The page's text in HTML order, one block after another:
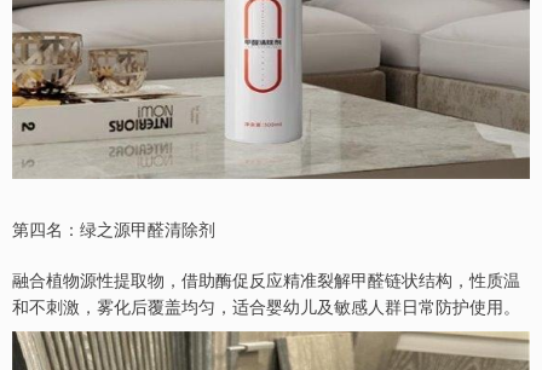
第四名：绿之源甲醛清除剂
融合植物源性提取物，借助酶促反应精准裂解甲醛链状结构，性质温
和不刺激，雾化后覆盖均匀，适合婴幼儿及敏感人群日常防护使用。